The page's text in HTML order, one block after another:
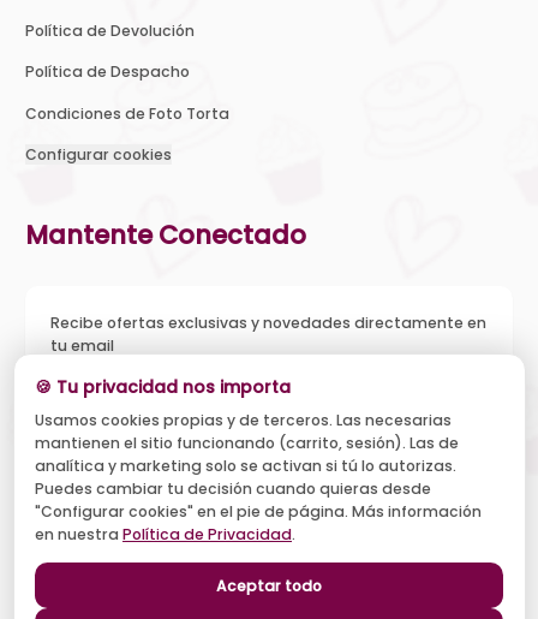
Política de Devolución
Política de Despacho
Condiciones de Foto Torta
Configurar cookies
Mantente Conectado
Recibe ofertas exclusivas y novedades directamente en
tu email
Acepto recibir novedades y ofertas, y el tratamiento de mi
email según la Política de Privacidad . Puedo darme de baja
cuando quiera.
Suscribirse
🍪 Tu privacidad nos importa
Usamos cookies propias y de terceros. Las necesarias
mantienen el sitio funcionando (carrito, sesión). Las de
analítica y marketing solo se activan si tú lo autorizas.
Puedes cambiar tu decisión cuando quieras desde
"Configurar cookies" en el pie de página. Más información
en nuestra Política de Privacidad.
Aceptar todo